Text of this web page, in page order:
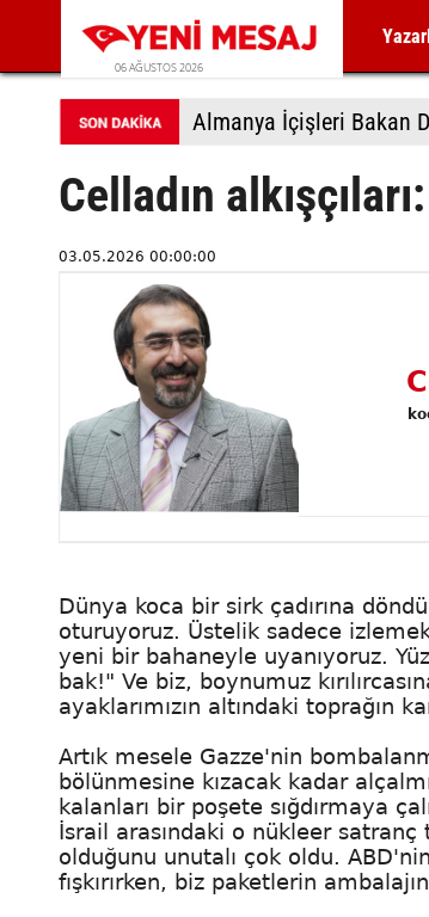
06 AĞUSTOS 2026
Celladın
03.05.2026 00:00:00
Dünya koca bir sirk çadırına
oturuyoruz. Üstelik sadece
yeni bir bahaneyle uyanıyoruz.
bak!" Ve biz, boynumuz
ayaklarımızın altındaki toprağın
Artık mesele Gazze'nin
bölünmesine kızacak kadar
kalanları bir poşete sığdırmaya
İsrail arasındaki o nükleer satranç
olduğunu unutalı çok oldu.
fışkırırken, biz paketlerin